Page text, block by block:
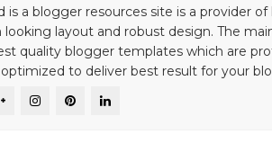
is a blogger resources site is a provider
layout and robust design. The
quality blogger templates which are
to deliver best result for your